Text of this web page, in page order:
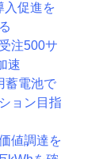
入促進を
注500サ
速
蓄電池で
ョン目指
値調達を